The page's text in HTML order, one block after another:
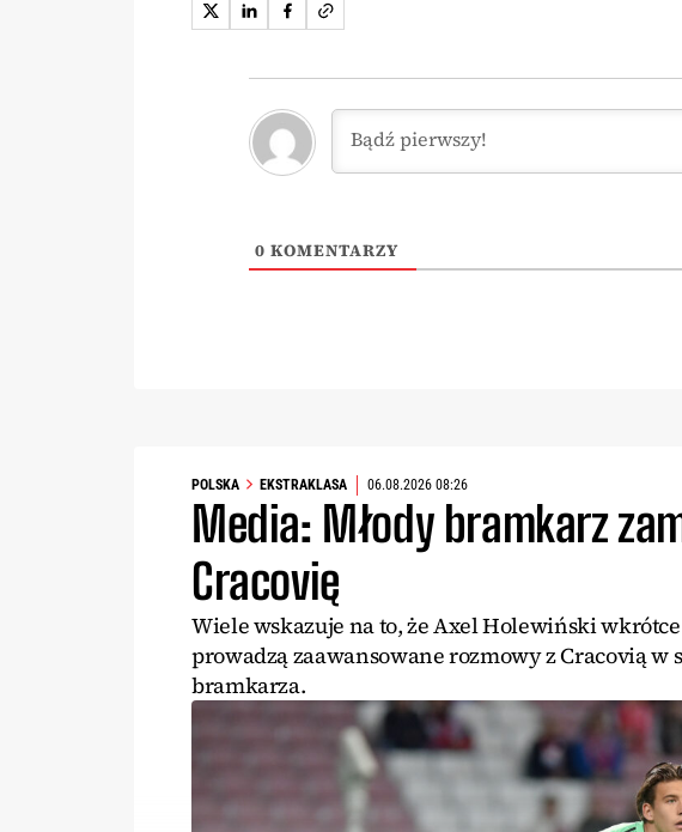
0 KOMENTARZY
POLSKA EKSTRAKLASA 06.08.2026 08:26
Media: Młody bramkarz
Cracovię
Wiele wskazuje na to, że Axel Holewiński
prowadzą zaawansowane rozmowy z Cracovią
bramkarza.